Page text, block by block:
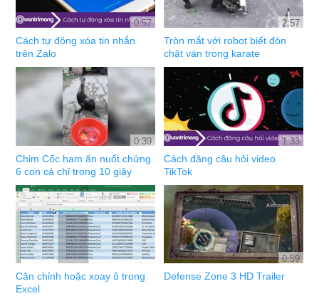
0:57
Cách tự động xóa tin nhắn
trên Zalo
2:57
Tròn mắt với robot biết đòn
chặt ván trong karate
0:39
Chim Cốc ham ăn nuốt chửng
6 con cá chỉ trong 10 giây
1:33
Cách đăng câu hỏi video
TikTok
Căn chỉnh hoặc xoay ô trong
Excel
0:59
Defense Zone 3 HD Trailer